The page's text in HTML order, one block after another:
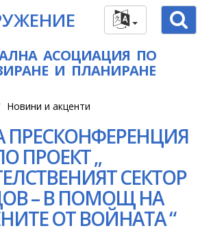
АСОЦИАЦИЯ ПО
И ПЛАНИРАНЕ
Новини и акценти
ПРЕСКОНФЕРЕНЦИЯ
ПРОЕКТ „
СЕКТОР
– В ПОМОЩ НА
ОТ ВОЙНАТА “